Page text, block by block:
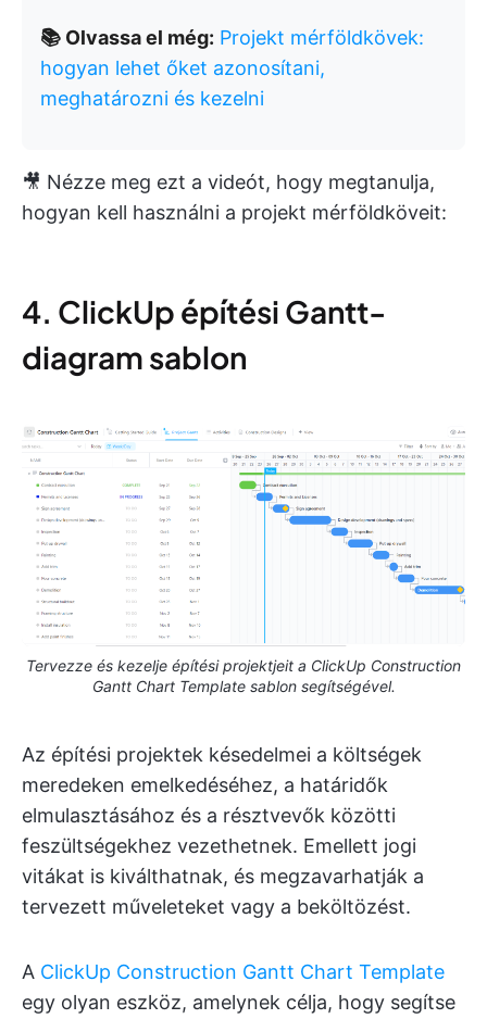
📚 Olvassa el még: Projekt mérföldkövek:
hogyan lehet őket azonosítani,
meghatározni és kezelni
🎥 Nézze meg ezt a videót, hogy megtanulja,
hogyan kell használni a projekt mérföldköveit:
4. ClickUp építési Gantt-
diagram sablon
Tervezze és kezelje építési projektjeit a ClickUp Construction
Gantt Chart Template sablon segítségével.
Az építési projektek késedelmei a költségek
meredeken emelkedéséhez, a határidők
elmulasztásához és a résztvevők közötti
feszültségekhez vezethetnek. Emellett jogi
vitákat is kiválthatnak, és megzavarhatják a
tervezett műveleteket vagy a beköltözést.
A ClickUp Construction Gantt Chart Template
egy olyan eszköz, amelynek célja, hogy segítse